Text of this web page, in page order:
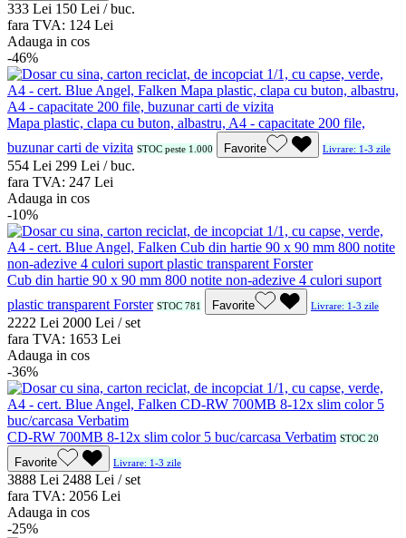
333 Lei 1 50 Lei / buc.
fara TVA: 1 24 Lei
Adauga in cos
-46%
Mapa plastic, clapa cu buton, albastru, A4 - capacitate 200 file,
buzunar carti de vizita STOC peste 1.000 Favorite Livrare: 1-3 zile
554 Lei 299 Lei / buc.
fara TVA: 247 Lei
Adauga in cos
-10%
Cub din hartie 90 x 90 mm 800 notite non-adezive 4 culori suport
plastic transparent Forster STOC 781 Favorite Livrare: 1-3 zile
2222 Lei 2000 Lei / set
fara TVA: 1653 Lei
Adauga in cos
-36%
CD-RW 700MB 8-12x slim color 5 buc/carcasa Verbatim STOC 20
Favorite Livrare: 1-3 zile
3888 Lei 2488 Lei / set
fara TVA: 2056 Lei
Adauga in cos
-25%